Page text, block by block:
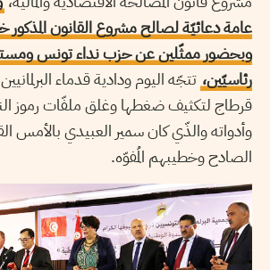
عامة دعائيّة لصالح مشروع القانون المذكور
وبحضور ممثّلين عن حزب نداء تونس
رئاسيّين، تتجّه اليوم ودادية قدماء
قرطاج لتكثيف ضغطها وغلق ملفّات رموز
وأدواته والذّي كان سمير العبيدي بالأمس
الصادح وخطيبهم المُفوّه.